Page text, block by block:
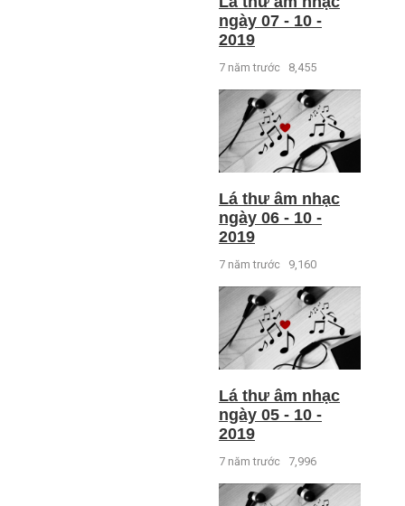
ngày 07 - 10 -
2019
7 năm trước 8,455
Lá thư âm nhạc
ngày 06 - 10 -
2019
7 năm trước 9,160
Lá thư âm nhạc
ngày 05 - 10 -
2019
7 năm trước 7,996